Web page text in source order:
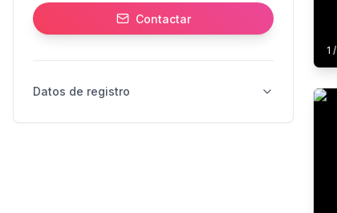
Contactar
Datos de registro
1 /